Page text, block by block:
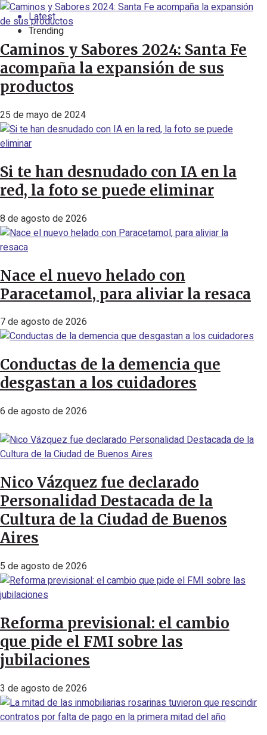
Latest
Trending
Caminos y Sabores 2024: Santa Fe
acompaña la expansión de sus
productos
25 de mayo de 2024
Si te han desnudado con IA en la
red, la foto se puede eliminar
8 de agosto de 2026
Nace el nuevo helado con
Paracetamol, para aliviar la resaca
7 de agosto de 2026
Conductas de la demencia que
desgastan a los cuidadores
6 de agosto de 2026
Nico Vázquez fue declarado
Personalidad Destacada de la
Cultura de la Ciudad de Buenos
Aires
5 de agosto de 2026
Reforma previsional: el cambio
que pide el FMI sobre las
jubilaciones
3 de agosto de 2026